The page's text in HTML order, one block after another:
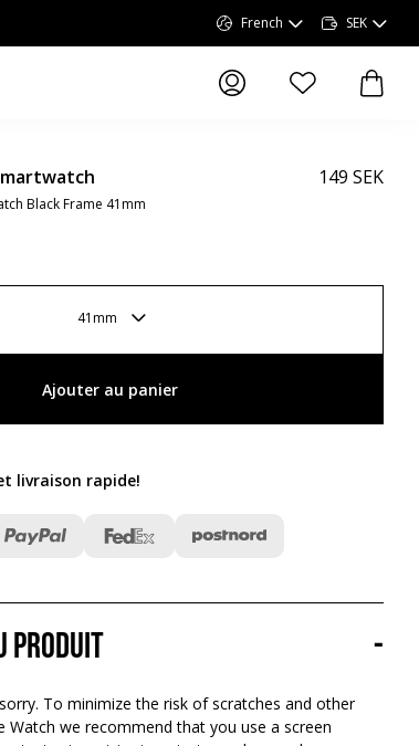
French SEK
articles dans la
Black Frame 41mm
149 SEK
41mm
Ajouter au panier
livraison rapide!
produit -
To minimize the risk of scratches and other
Watch we recommend that you use a screen